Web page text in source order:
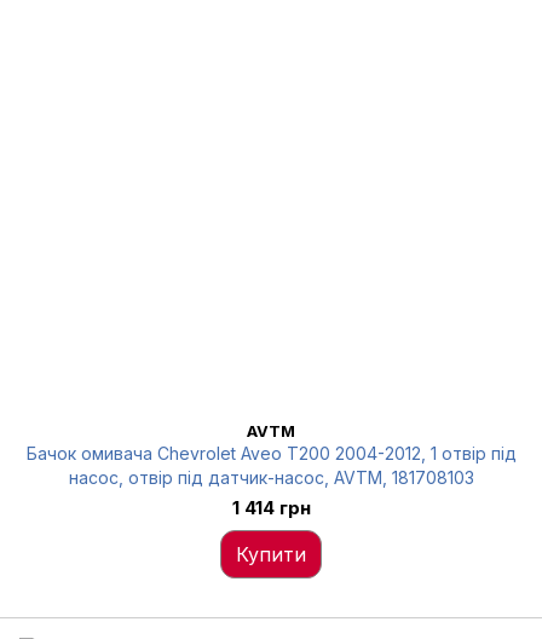
AVTM
Бачок омивача Chevrolet Aveo T200 2004-2012, 1 отвір під
насос, отвір під датчик-насос, AVTM, 181708103
1 414 грн
Купити